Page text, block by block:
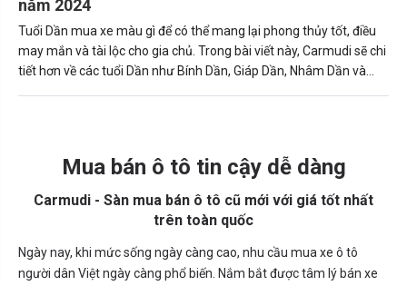
năm 2024
Tuổi Dần mua xe màu gì để có thể mang lại phong thủy tốt, điều
may mắn và tài lộc cho gia chủ. Trong bài viết này, Carmudi sẽ chi
tiết hơn về các tuổi Dần như Bính Dần, Giáp Dần, Nhâm Dần và
Mua bán ô tô tin cậy dễ dàng
Carmudi - Sàn mua bán ô tô cũ mới với giá tốt nhất
trên toàn quốc
Ngày nay, khi mức sống ngày càng cao, nhu cầu mua xe ô tô
người dân Việt ngày càng phổ biến. Nắm bắt được tâm lý bán xe